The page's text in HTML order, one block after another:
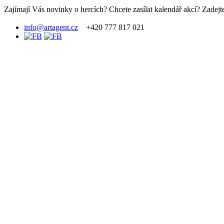
Zajímají Vás novinky o hercích? Chcete zasílat kalendář akcí?
info@artagent.cz +420 777 817 021